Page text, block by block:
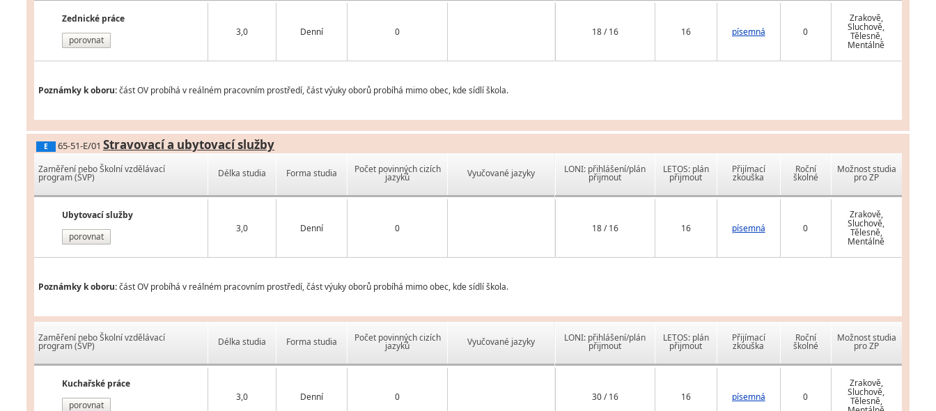
Zednické práce
porovnat
3,0 Denní 0 18 / 16 16 písemná 0
Zrakově,
Sluchově,
Tělesně,
Mentálně
Poznámky k oboru:část OV probíhá v reálném pracovním prostředí, část výuky oborů probíhá mimo obec, kde sídlí škola.
E 65-51-E/01 Stravovací a ubytovací služby
Zaměření nebo Školní vzdělávací
program (ŠVP)
Ubytovací služby
porovnat
Délka studia Forma studia Počet povinných cizích
jazyků Vyučované jazyky
3,0 Denní 0
LONI: přihlášení/plán
přijmout
LETOS: plán
přijmout
Přijímací
zkouška
Roční
školné
Možnost studia
pro ZP
18 / 16 16 písemná 0
Zrakově,
Sluchově,
Tělesně,
Mentálně
Poznámky k oboru:část OV probíhá v reálném pracovním prostředí, část výuky oborů probíhá mimo obec, kde sídlí škola.
Zaměření nebo Školní vzdělávací
program (ŠVP)
Kuchařské práce
porovnat
Délka studia Forma studia Počet povinných cizích
jazyků Vyučované jazyky
3,0 Denní 0
LONI: přihlášení/plán
přijmout
LETOS: plán
přijmout
Přijímací
zkouška
Roční
školné
Možnost studia
pro ZP
30 / 16 16 písemná 0
Zrakově,
Sluchově,
Tělesně,